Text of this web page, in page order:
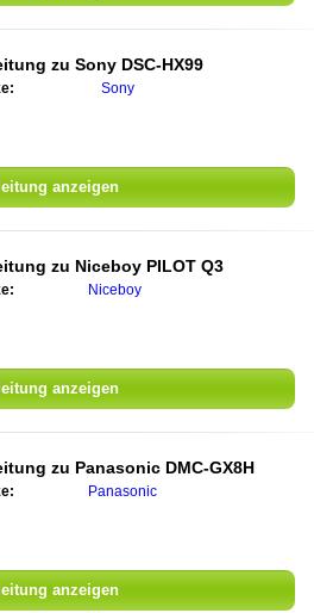
zu Sony DSC-HX99
Sony
anzeigen
zu Niceboy PILOT Q3
Niceboy
anzeigen
zu Panasonic DMC-GX8H
Panasonic
anzeigen